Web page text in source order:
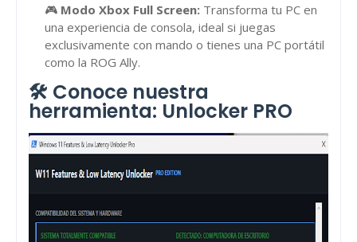
🎮 Modo Xbox Full Screen: Transforma tu PC en
una experiencia de consola, ideal si juegas
exclusivamente con mando o tienes una PC portátil
como la ROG Ally.
🛠️ Conoce nuestra
herramienta: Unlocker PRO